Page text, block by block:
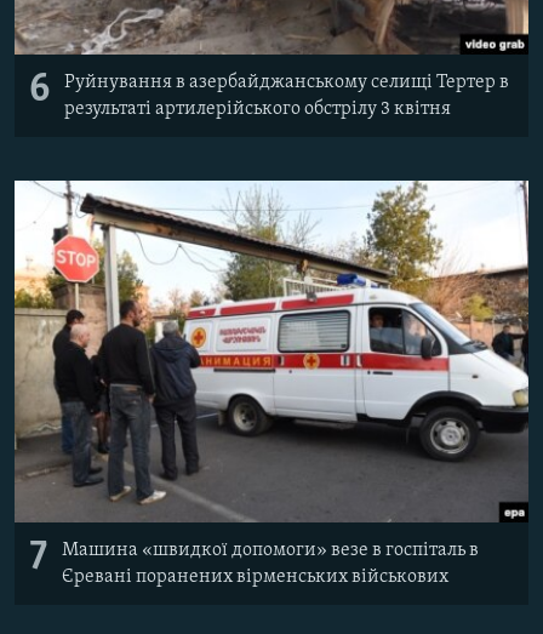
6
Руйнування в азербайджанському селищі Тертер в
результаті артилерійського обстрілу 3 квітня
7
Машина «швидкої допомоги» везе в госпіталь в
Єревані поранених вірменських військових